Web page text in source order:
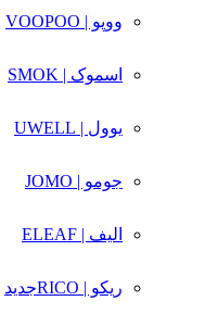
ووپو | VOOPOO
اسموک | SMOK
یوول | UWELL
جومو | JOMO
الیف | ELEAF
ریکو | RICO جدید